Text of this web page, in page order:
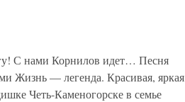
С нами Корнилов идет… Песня
Жизнь — легенда. Красивая, яркая
Четь-Каменогорске в семье